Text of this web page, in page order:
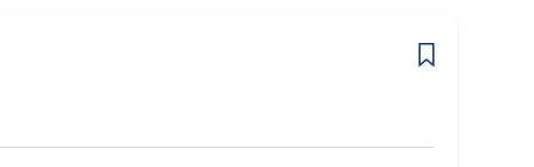
ジニアをアサインし、TypeScript/Node.jsによる開発推進、Play
両面での改善に貢献しました。